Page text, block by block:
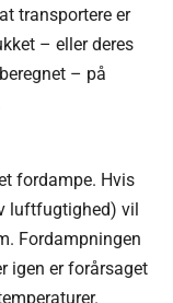
transportere er
– eller deres
– på
fordampe. Hvis
luftfugtighed) vil
Fordampningen
igen er forårsaget